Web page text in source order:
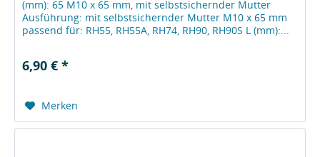
(mm): 65 M10 x 65 mm, mit selbstsichernder Mutter
Ausführung: mit selbstsichernder Mutter M10 x 65 mm
passend für: RH55, RH55A, RH74, RH90, RH90S L (mm):...
6,90 € *
Merken